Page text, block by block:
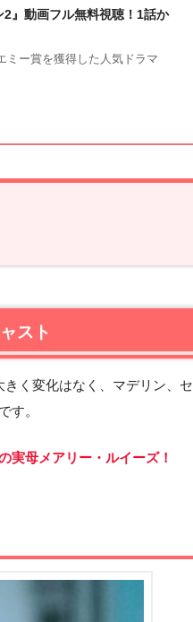
』動画フル無料視聴！1話か
ミー賞を獲得した人気ドラマ
想
へ…！
スト
きく変化はなく、マデリン、セ
す。
実母メアリー・ルイーズ！